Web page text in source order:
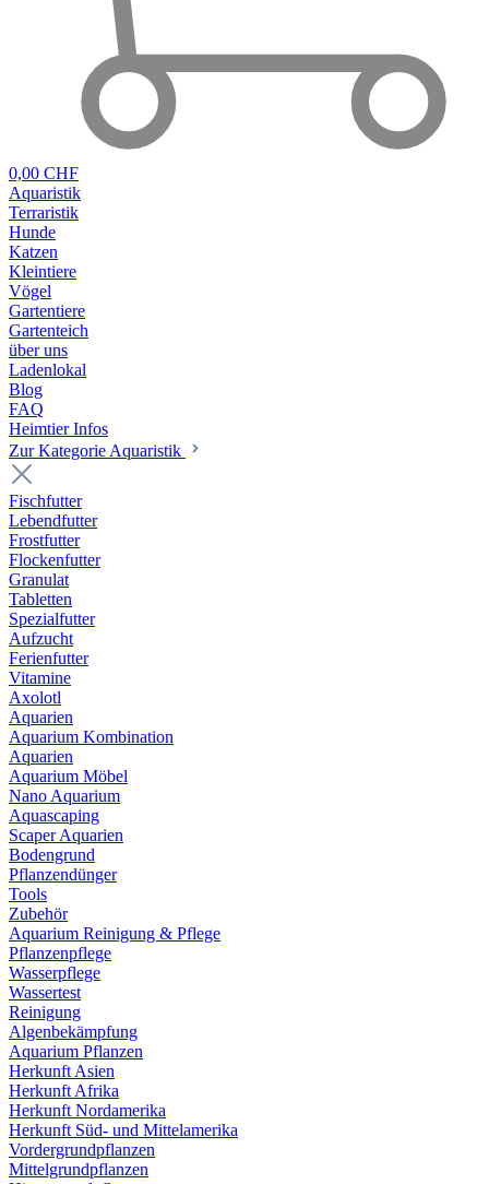
0,00 CHF
Aquaristik
Terraristik
Hunde
Katzen
Kleintiere
Vögel
Gartentiere
Gartenteich
über uns
Ladenlokal
Blog
FAQ
Heimtier Infos
Zur Kategorie Aquaristik
Fischfutter
Lebendfutter
Frostfutter
Flockenfutter
Granulat
Tabletten
Spezialfutter
Aufzucht
Ferienfutter
Vitamine
Axolotl
Aquarien
Aquarium Kombination
Aquarien
Aquarium Möbel
Nano Aquarium
Aquascaping
Scaper Aquarien
Bodengrund
Pflanzendünger
Tools
Zubehör
Aquarium Reinigung & Pflege
Pflanzenpflege
Wasserpflege
Wassertest
Reinigung
Algenbekämpfung
Aquarium Pflanzen
Herkunft Asien
Herkunft Afrika
Herkunft Nordamerika
Herkunft Süd- und Mittelamerika
Vordergrundpflanzen
Mittelgrundpflanzen